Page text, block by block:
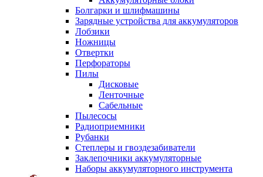
Болгарки и шлифмашины
Зарядные устройства для аккумуляторов
Лобзики
Ножницы
Отвертки
Перфораторы
Пилы
Дисковые
Ленточные
Сабельные
Пылесосы
Радиоприемники
Рубанки
Степлеры и гвоздезабиватели
Заклепочники аккумуляторные
Наборы аккумуляторного инструмента